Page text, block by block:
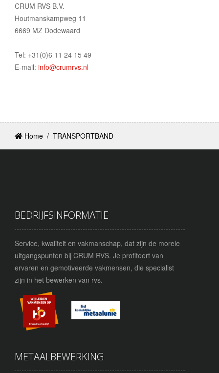
CRUM RVS B.V.
Houtmanskampweg 11
6669 MZ Dodewaard
Tel: +31(0)6 11 24 15 49
E-mail: info@crumrvs.nl
Home / TRANSPORTBAND
BEDRIJFSINFORMATIE
Service, kwaliteit en vakmanschap, dat zijn de morele
uitgangspunten bij CRUM RVS. Je profiteert van
ervaren en gemotiveerde vakmensen, die specialist
zijn in het bewerken van rvs.
METAALBEWERKING